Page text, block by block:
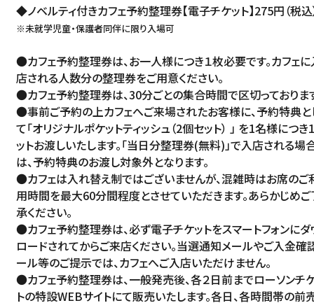
◆ノベルティ付きカフェ予約整理券【電子チケット】275円（税込
※未就学児童・保護者同伴に限り入場可
●カフェ予約整理券は、お一人様につき１枚必要です。カフェ
店される人数分の整理券をご用意ください。
●カフェ予約整理券は、30分ごとの集合時間で区切っておりま
●事前ご予約の上カフェへご来場されたお客様に、予約特典と
て「オリジナルポケットティッシュ（2個セット） 」 を1名様につき
ットお渡しいたします。「当日分整理券(無料)」で入店される場
は、予約特典のお渡し対象外となります。
●カフェは入れ替え制ではございませんが、混雑時はお席のご
用時間を最大60分間程度とさせていただきます。あらかじめ
承ください。
●カフェ予約整理券は、必ず電子チケットをスマートフォンにダ
ロードされてからご来店ください。当選通知メールやご入金確
ール等のご提示では、カフェへご入店いただけません。
●カフェ予約整理券は、一般発売後、各２日前までローソンチ
トの特設WEBサイトにて販売いたします。各日、各時間帯の前